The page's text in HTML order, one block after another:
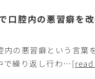
口腔内の悪習癖を
内の悪習癖という言
で繰り返し行わ…